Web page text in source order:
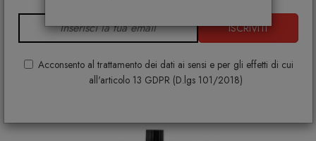
ISCRIVITI
Acconsento al trattamento dei dati ai sensi e per gli effetti di cui
all'articolo 13 GDPR (D.lgs 101/2018)
Ti potrebbe interessare